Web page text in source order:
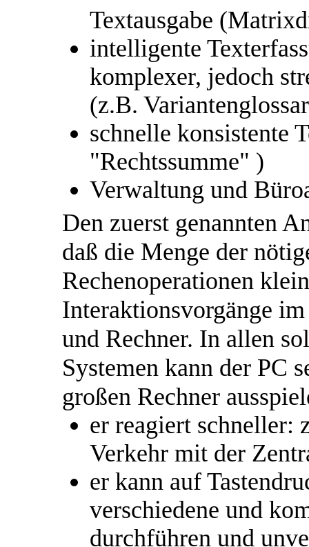
Textausgabe
intelligente
komplexer, jedoch
(z.B.
schnelle konsistente
"Rechtssumme" )
Verwaltung und
Den zuerst genannten
daß die Menge der
Rechenoperationen
Interaktionsvorgänge
und Rechner. In allen
Systemen kann der PC
großen Rechner
er reagiert schneller:
Verkehr mit der
er kann auf
verschiedene und
durchführen und